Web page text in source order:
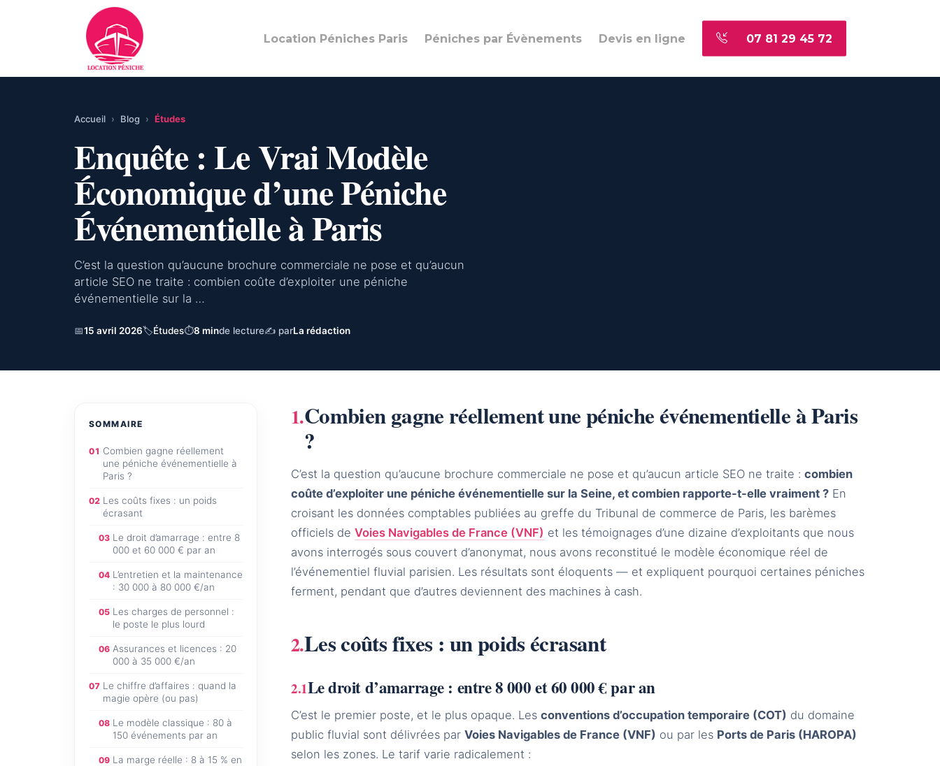
Location Péniches Paris Péniches par Évènements Devis en ligne 07 81 29 45 72
Accueil › Blog › Études
Enquête : Le Vrai Modèle
Économique d’une Péniche
Événementielle à Paris
C’est la question qu’aucune brochure commerciale ne pose et qu’aucun
article SEO ne traite : combien coûte d’exploiter une péniche
événementielle sur la …
📅15 avril 2026🏷Études⏱8 minde lecture✍ parLa rédaction
SOMMAIRE
01 Combien gagne réellement
une péniche événementielle à
Paris ?
02 Les coûts fixes : un poids
écrasant
03 Le droit d’amarrage : entre 8
000 et 60 000 € par an
04 L’entretien et la maintenance
: 30 000 à 80 000 €/an
05 Les charges de personnel :
le poste le plus lourd
06 Assurances et licences : 20
000 à 35 000 €/an
07 Le chiffre d’affaires : quand la
magie opère (ou pas)
08 Le modèle classique : 80 à
150 événements par an
09 La marge réelle : 8 à 15 % en
Combien gagne réellement une péniche événementielle à Paris
?
C’est la question qu’aucune brochure commerciale ne pose et qu’aucun article SEO ne traite : combien
coûte d’exploiter une péniche événementielle sur la Seine, et combien rapporte-t-elle vraiment ? En
croisant les données comptables publiées au greffe du Tribunal de commerce de Paris, les barèmes
officiels de Voies Navigables de France (VNF) et les témoignages d’une dizaine d’exploitants que nous
avons interrogés sous couvert d’anonymat, nous avons reconstitué le modèle économique réel de
l’événementiel fluvial parisien. Les résultats sont éloquents — et expliquent pourquoi certaines péniches
ferment, pendant que d’autres deviennent des machines à cash.
Les coûts fixes : un poids écrasant
Le droit d’amarrage : entre 8 000 et 60 000 € par an
C’est le premier poste, et le plus opaque. Les conventions d’occupation temporaire (COT) du domaine
public fluvial sont délivrées par Voies Navigables de France (VNF) ou par les Ports de Paris (HAROPA)
selon les zones. Le tarif varie radicalement :